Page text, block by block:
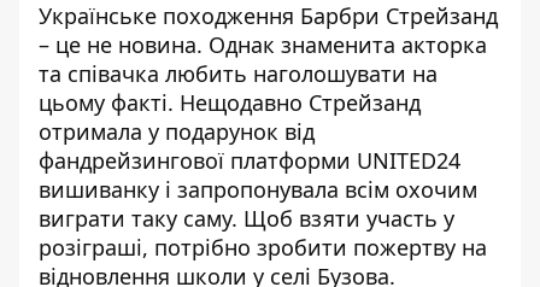
Українське походження Барбри Стрейзанд
– це не новина. Однак знаменита акторка
та співачка любить наголошувати на
цьому факті. Нещодавно Стрейзанд
отримала у подарунок від
фандрейзингової платформи UNITED24
вишиванку і запропонувала всім охочим
виграти таку саму. Щоб взяти участь у
розіграші, потрібно зробити пожертву на
відновлення школи у селі Бузова.